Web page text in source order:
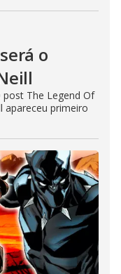
o
The Legend Of
apareceu primeiro